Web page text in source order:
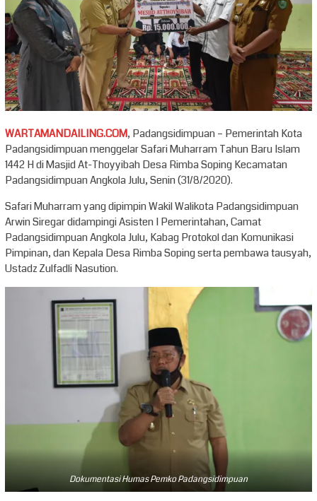
WARTAMANDAILING.COM, Padangsidimpuan – Pemerintah Kota
Padangsidimpuan menggelar Safari Muharram Tahun Baru Islam
1442 H di Masjid At-Thoyyibah Desa Rimba Soping Kecamatan
Padangsidimpuan Angkola Julu, Senin (31/8/2020).
Safari Muharram yang dipimpin Wakil Walikota Padangsidimpuan
Arwin Siregar didampingi Asisten I Pemerintahan, Camat
Padangsidimpuan Angkola Julu, Kabag Protokol dan Komunikasi
Pimpinan, dan Kepala Desa Rimba Soping serta pembawa tausyah,
Ustadz Zulfadli Nasution.
Dokumentasi Humas Pemko Padangsidimpuan